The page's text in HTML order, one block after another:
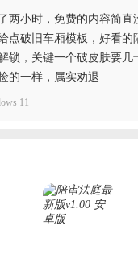
两小时，免费的内容简直
点破旧车厢模板，好看的
锁，关键一个破皮肤要几
的一样，属实劝退
11